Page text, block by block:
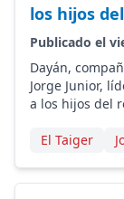
los hijos
Publicado el
Dayán,
Jorge Junior,
a los hijos del
El Taiger